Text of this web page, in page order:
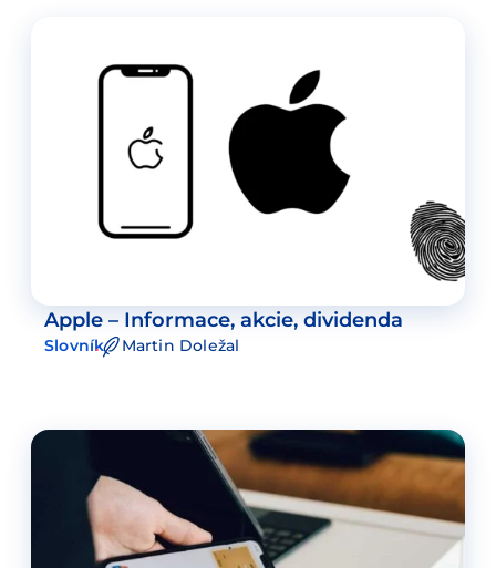
Apple – Informace, akcie, dividenda
Slovník Martin Doležal